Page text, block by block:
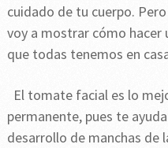
cuidado de tu cuerpo.
voy a mostrar cómo hacer
que todas tenemos en
El tomate facial es lo
permanente, pues te
desarrollo de manchas de